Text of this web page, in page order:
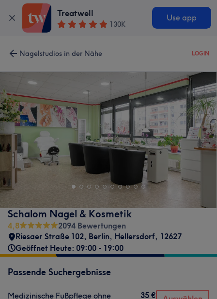
Treatwell
130K
Use app
Nagelstudios in der Nähe LOGIN
Schalom Nagel & Kosmetik
4,8
2094 Bewertungen
Riesaer Straße 102, Berlin, Hellersdorf, 12627
Geöffnet Heute: 09:00 - 19:00
Passende Suchergebnisse
Medizinische Fußpflege ohne
35 €